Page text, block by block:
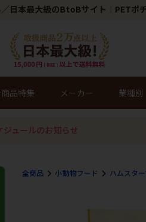
日本最大級のBtoBサイト｜PETポ
品特集 メーカー 業種別
ュールのお知らせ
全商品 小動物フード ハムスター